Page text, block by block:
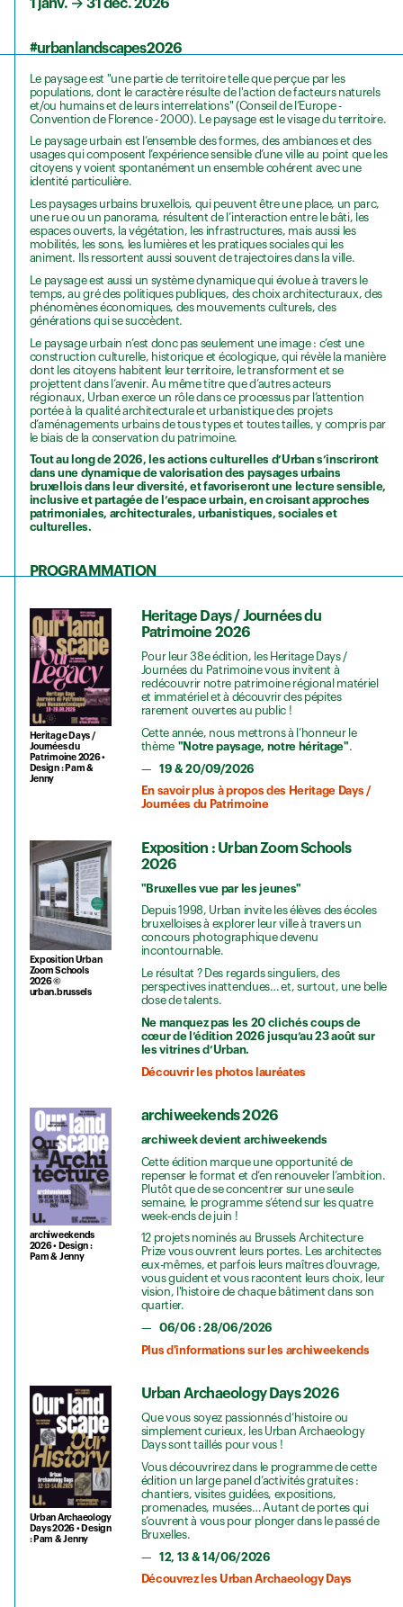
1 janv.→31 déc. 2026
#urbanlandscapes2026
Le paysage est "une partie de territoire telle que perçue par les
populations, dont le caractère résulte de l'action de facteurs naturels
et/ou humains et de leurs interrelations" (Conseil de l’Europe -
Convention de Florence - 2000). Le paysage est le visage du territoire.
Le paysage urbain est l’ensemble des formes, des ambiances et des
usages qui composent l’expérience sensible d’une ville au point que les
citoyens y voient spontanément un ensemble cohérent avec une
identité particulière.
Les paysages urbains bruxellois, qui peuvent être une place, un parc,
une rue ou un panorama, résultent de l’interaction entre le bâti, les
espaces ouverts, la végétation, les infrastructures, mais aussi les
mobilités, les sons, les lumières et les pratiques sociales qui les
animent. Ils ressortent aussi souvent de trajectoires dans la ville.
Le paysage est aussi un système dynamique qui évolue à travers le
temps, au gré des politiques publiques, des choix architecturaux, des
phénomènes économiques, des mouvements culturels, des
générations qui se succèdent.
Le paysage urbain n’est donc pas seulement une image : c’est une
construction culturelle, historique et écologique, qui révèle la manière
dont les citoyens habitent leur territoire, le transforment et se
projettent dans l’avenir. Au même titre que d’autres acteurs
régionaux, Urban exerce un rôle dans ce processus par l’attention
portée à la qualité architecturale et urbanistique des projets
d’aménagements urbains de tous types et toutes tailles, y compris par
le biais de la conservation du patrimoine.
Tout au long de 2026, les actions culturelles d’Urban s’inscriront
dans une dynamique de valorisation des paysages urbains
bruxellois dans leur diversité, et favoriseront une lecture sensible,
inclusive et partagée de l’espace urbain, en croisant approches
patrimoniales, architecturales, urbanistiques, sociales et
culturelles.
PROGRAMMATION
Heritage Days /
Journées du
Patrimoine 2026 •
Design : Pam &
Jenny
Heritage Days / Journées du
Patrimoine 2026
Pour leur 38e édition, les Heritage Days /
Journées du Patrimoine vous invitent à
redécouvrir notre patrimoine régional matériel
et immatériel et à découvrir des pépites
rarement ouvertes au public !
Cette année, nous mettrons à l’honneur le
thème "Notre paysage, notre héritage".
19 & 20/09/2026
En savoir plus à propos des Heritage Days /
Journées du Patrimoine
Exposition Urban
Zoom Schools
2026 ©
urban.brussels
Exposition : Urban Zoom Schools
2026
"Bruxelles vue par les jeunes"
Depuis 1998, Urban invite les élèves des écoles
bruxelloises à explorer leur ville à travers un
concours photographique devenu
incontournable.
Le résultat ? Des regards singuliers, des
perspectives inattendues… et, surtout, une belle
dose de talents.
Ne manquez pas les 20 clichés coups de
cœur de l’édition 2026 jusqu’au 23 août sur
les vitrines d’Urban.
Découvrir les photos lauréates
archiweekends
2026 • Design :
Pam & Jenny
archiweekends 2026
archiweek devient archiweekends
Cette édition marque une opportunité de
repenser le format et d’en renouveler l’ambition.
Plutôt que de se concentrer sur une seule
semaine, le programme s’étend sur les quatre
week-ends de juin !
12 projets nominés au Brussels Architecture
Prize vous ouvrent leurs portes. Les architectes
eux-mêmes, et parfois leurs maîtres d'ouvrage,
vous guident et vous racontent leurs choix, leur
vision, l'histoire de chaque bâtiment dans son
quartier.
06/06 : 28/06/2026
Plus d'informations sur les archiweekends
Urban Archaeology
Days 2026 • Design
: Pam & Jenny
Urban Archaeology Days 2026
Que vous soyez passionnés d’histoire ou
simplement curieux, les Urban Archaeology
Days sont taillés pour vous !
Vous découvrirez dans le programme de cette
édition un large panel d’activités gratuites :
chantiers, visites guidées, expositions,
promenades, musées… Autant de portes qui
s’ouvrent à vous pour plonger dans le passé de
Bruxelles.
12, 13 & 14/06/2026
Découvrez les Urban Archaeology Days